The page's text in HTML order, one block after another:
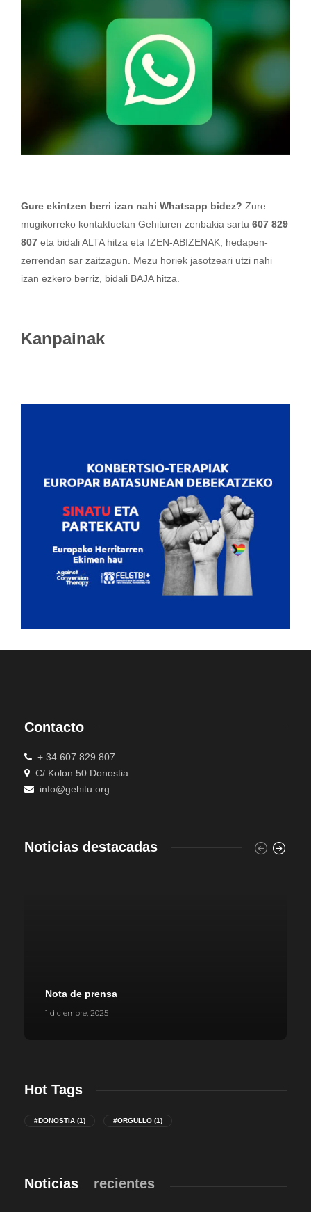
Gure ekintzen berri izan nahi Whatsapp bidez? Zure
mugikorreko kontaktuetan Gehituren zenbakia sartu 607 829
807 eta bidali ALTA hitza eta IZEN-ABIZENAK, hedapen-
zerrendan sar zaitzagun. Mezu horiek jasotzeari utzi nahi
izan ezkero berriz, bidali BAJA hitza.
Kanpainak
Contacto
+ 34 607 829 807
C/ Kolon 50 Donostia
info@gehitu.org
Noticias destacadas
Nota de prensa
1 diciembre, 2025
Hot Tags
#DONOSTIA (1) #ORGULLO (1)
Noticias recientes